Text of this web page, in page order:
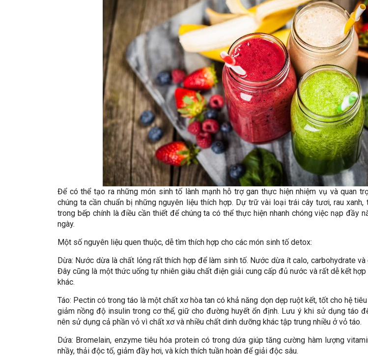
Để có thể tạo ra những món sinh tố lành mạnh hỗ trợ gan thực hiện nhiệm vụ và quan
chúng ta cần chuẩn bị những nguyên liệu thích hợp. Dự trữ vài loại trái cây tươi, rau
trong bếp chính là điều cần thiết để chúng ta có thể thực hiện nhanh chóng việc nạp đầy
ngày.
Một số nguyên liệu quen thuộc, dễ tìm thích hợp cho các món sinh tố detox:
Dừa: Nước dừa là chất lỏng rất thích hợp để làm sinh tố. Nước dừa ít calo, carbohydrate
Đây cũng là một thức uống tự nhiên giàu chất điện giải cung cấp đủ nước và rất dễ kết
khác.
Táo: Pectin có trong táo là một chất xơ hòa tan có khả năng dọn dẹp ruột kết, tốt cho hệ
giảm nồng độ insulin trong cơ thể, giữ cho đường huyết ổn định. Lưu ý khi sử dụng táo
nên sử dụng cả phần vỏ vì chất xơ và nhiều chất dinh dưỡng khác tập trung nhiều ở vỏ táo.
Dứa: Bromelain, enzyme tiêu hóa protein có trong dứa giúp tăng cường hàm lượng
nhầy, thải độc tố, giảm đầy hơi, và kích thích tuần hoàn để giải độc sâu.